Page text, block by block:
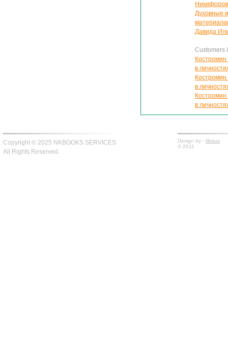
Духовные
Давида
Customers
в
в
в
Copyright © 2025 NKBOOKS SERVICES
All Rights Reserved.
Design by - fiksius
© 2011